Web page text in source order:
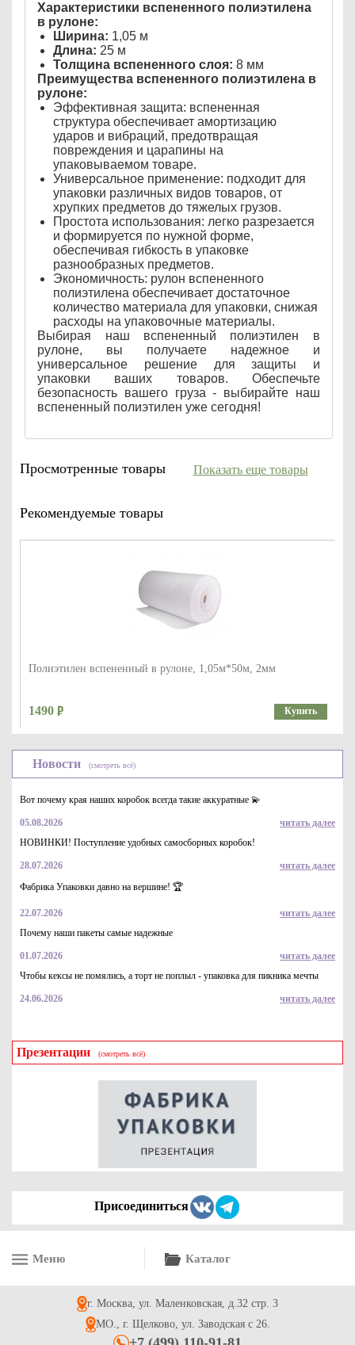
Характеристики вспененного полиэтилена
в рулоне:
Ширина: 1,05 м
Длина: 25 м
Толщина вспененного слоя: 8 мм
Преимущества вспененного полиэтилена в
рулоне:
Эффективная защита: вспененная
структура обеспечивает амортизацию
ударов и вибраций, предотвращая
повреждения и царапины на
упаковываемом товаре.
Универсальное применение: подходит для
упаковки различных видов товаров, от
хрупких предметов до тяжелых грузов.
Простота использования: легко разрезается
и формируется по нужной форме,
обеспечивая гибкость в упаковке
разнообразных предметов.
Экономичность: рулон вспененного
полиэтилена обеспечивает достаточное
количество материала для упаковки, снижая
расходы на упаковочные материалы.
Выбирая наш вспененный полиэтилен в
рулоне, вы получаете надежное и
универсальное решение для защиты и
упаковки ваших товаров. Обеспечьте
безопасность вашего груза - выбирайте наш
вспененный полиэтилен уже сегодня!
Просмотренные товары
Рекомендуемые товары
Полиэтилен вспененный в рулоне, 1,05м*50м, 2мм
1490 Купить
Полиэтилен вспененный в рулоне 1,05*25, 8 мм
2513 Купить
Показать еще товары
Новости (смотреть всё)
Вот почему края наших коробок всегда такие аккуратные 💫
05.08.2026
читать далее
НОВИНКИ! Поступление удобных самосборных коробок!
28.07.2026
читать далее
Фабрика Упаковки давно на вершине! 🏆
22.07.2026
читать далее
Почему наши пакеты самые надежные
01.07.2026
читать далее
Чтобы кексы не помялись, а торт не поплыл - упаковка для пикника мечты
24.06.2026 читать далее
Презентации (смотреть всё)
Присоединиться
Меню Каталог
г. Москва, ул. Маленковская, д.32 стр. 3
МО., г. Щелково, ул. Заводская с 26.